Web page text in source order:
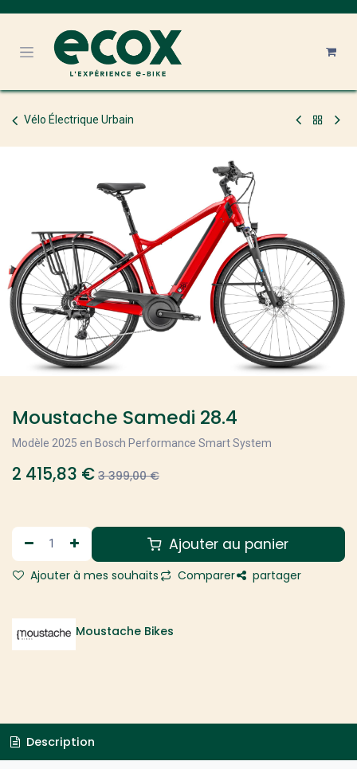
Vélo Électrique Urbain
Moustache Samedi 28.4
Modèle 2025 en Bosch Performance Smart System
2 415,83 € 3 399,00€
Ajouter au panier
Ajouter à mes souhaits Comparer partager
Moustache Bikes
Description